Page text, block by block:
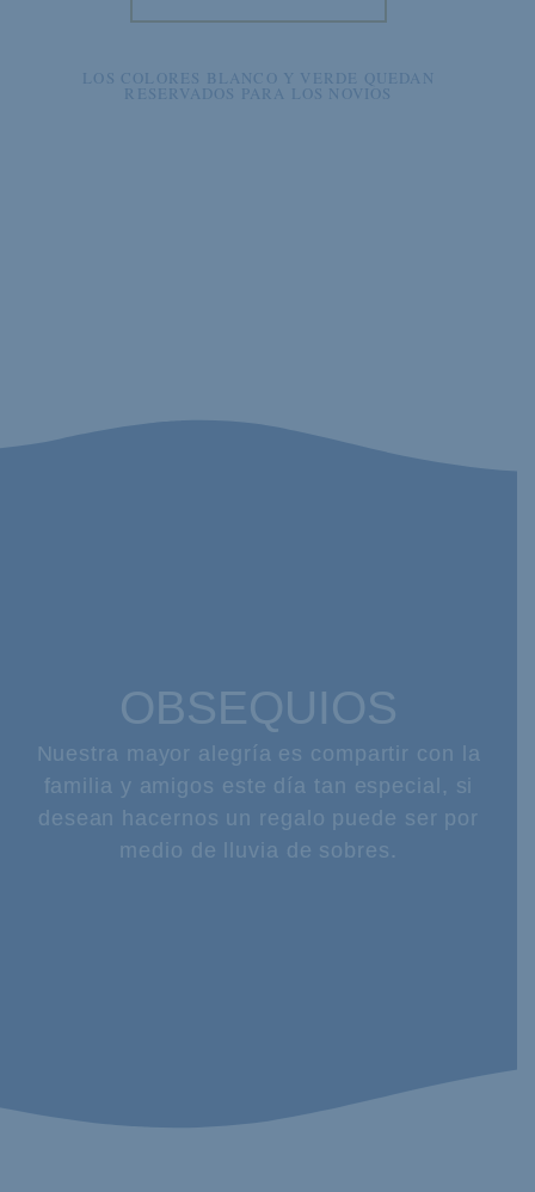
LOS COLORES BLANCO Y VERDE QUEDAN
RESERVADOS PARA LOS NOVIOS
OBSEQUIOS
Nuestra mayor alegría es compartir con la
familia y amigos este día tan especial, si
desean hacernos un regalo puede ser por
medio de lluvia de sobres.